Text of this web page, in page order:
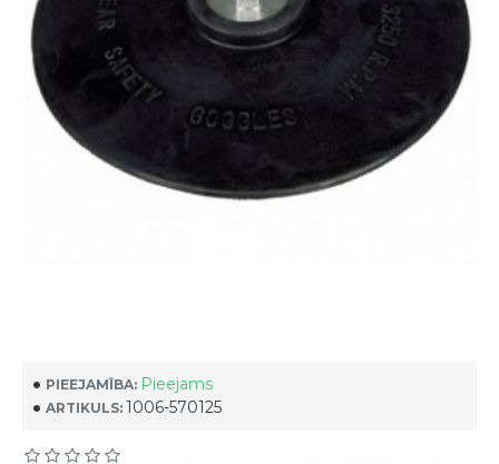
PIEEJAMĪBA: Pieejams
ARTIKULS: 1006-570125